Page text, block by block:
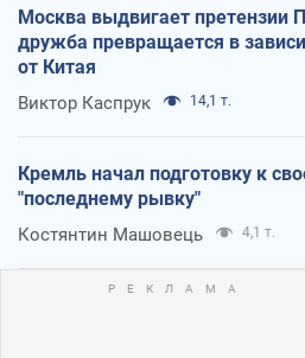
Москва выдвигает претензии
дружба превращается в
от Китая
Виктор Каспрук 14,1 т.
Кремль начал подготовку к
"последнему рывку"
Костянтин Машовець 4,1 т.